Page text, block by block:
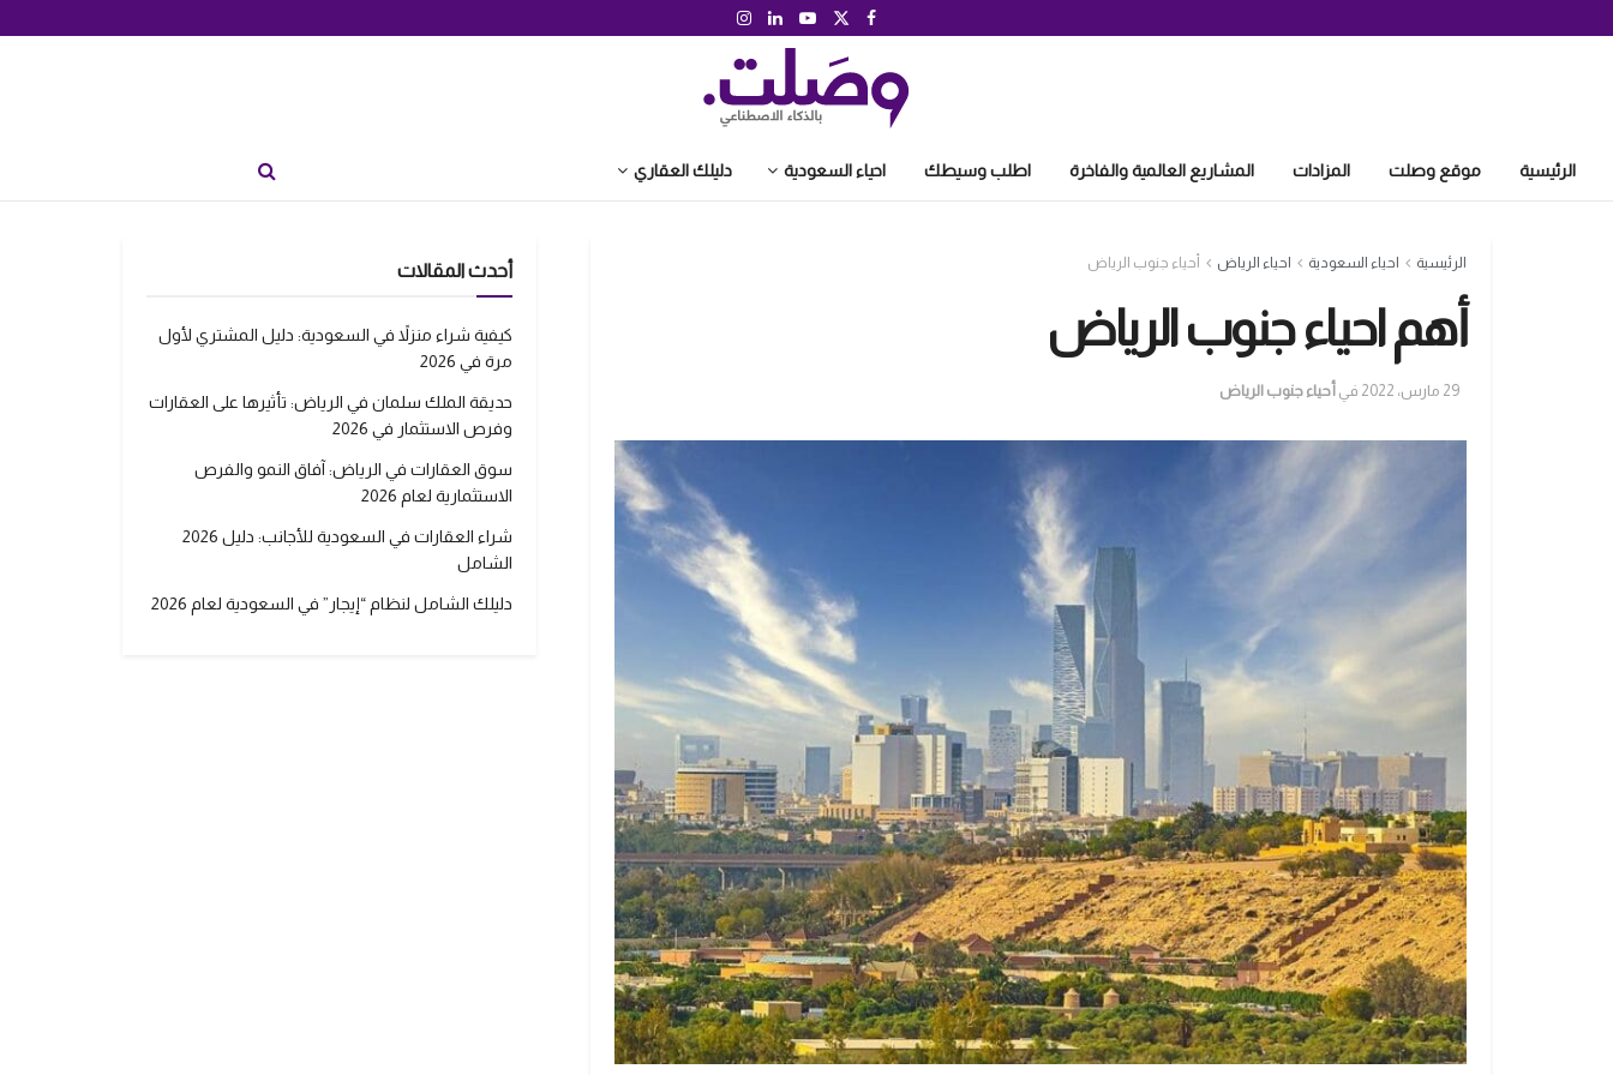
الرئيسية موقع وصلت المزادات المشاريع العالمية والفاخرة اطلب وسيطك احياء السعودية دليلك العقاري
الرئيسية احياء السعودية احياء الرياض أحياء جنوب الرياض
أهم احياء جنوب الرياض
29 مارس، 2022 في أحياء جنوب الرياض
أحدث المقالات
كيفية شراء منزلاً في السعودية: دليل المشتري لأول
مرة في 2026
حديقة الملك سلمان في الرياض: تأثيرها على العقارات
وفرص الاستثمار في 2026
سوق العقارات في الرياض: آفاق النمو والفرص
الاستثمارية لعام 2026
شراء العقارات في السعودية للأجانب: دليل 2026
الشامل
دليلك الشامل لنظام “إيجار” في السعودية لعام 2026